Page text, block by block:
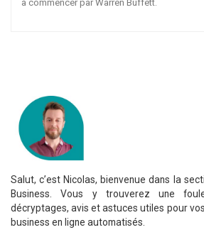
à commencer par Warren Buffett.
Salut, c’est Nicolas, bienvenue dans la
Business. Vous y trouverez une
décryptages, avis et astuces utiles pour
business en ligne automatisés.